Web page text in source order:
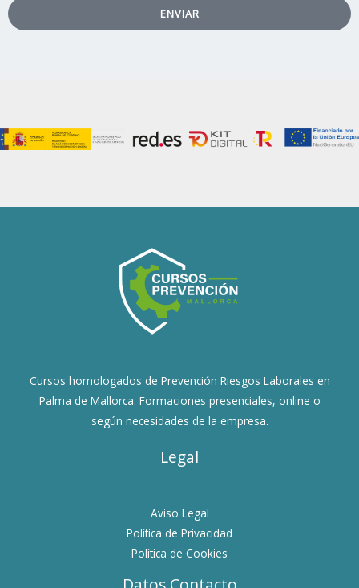
ENVIAR
Cursos homologados de Prevención Riesgos Laborales en
Palma de Mallorca. Formaciones presenciales, online o
según necesidades de la empresa.
Legal
Aviso Legal
Política de Privacidad
Política de Cookies